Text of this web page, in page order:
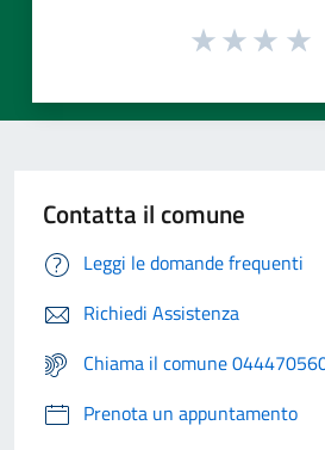
Contatta il comune
Leggi le domande frequenti
Richiedi Assistenza
Chiama il comune
Prenota un appuntamento